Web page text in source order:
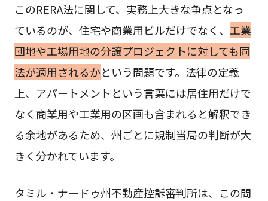
このRERA法に関して、実務上大きな争点となっ
ているのが、住宅や商業用ビルだけでなく、 工業
団地や工場用地の分譲プロジェクトに対しても同
法が適用されるかという問題です。法律の定義
上、アパートメントという言葉には居住用だけで
なく商業用や工業用の区画も含まれると解釈でき
る余地があるため、州ごとに規制当局の判断が大
きく分かれています。
タミル・ナードゥ州不動産控訴審判所は、この問